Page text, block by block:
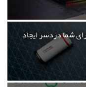
شما دردسر ایجاد